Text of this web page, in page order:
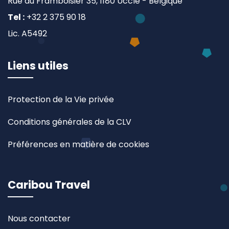
Tel : +32 2 375 90 18
Lic. A5492
Liens utiles
Protection de la Vie privée
Conditions générales de la CLV
Préférences en matière de cookies
Caribou Travel
Nous contacter